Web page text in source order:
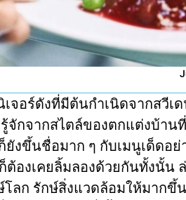
จอร์ดังที่มีต้นกำเนิดจากสวีเ
จักจากสไตล์ของตกแต่งบ้าน
งขึ้นชื่อมาก ๆ กับเมนูเด็ดอย่
ต้องเคยลิ้มลองด้วยกันทั้งนั้น
โลก รักษ์สิ่งแวดล้อมให้มากขึ้